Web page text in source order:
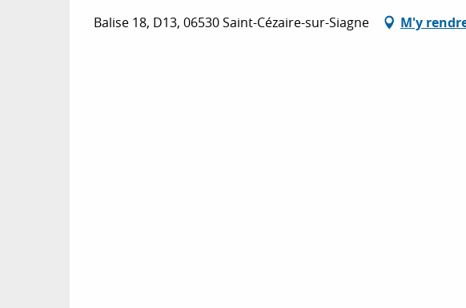
Balise 18, D13, 06530 Saint-Cézaire-sur-Siagne M'y